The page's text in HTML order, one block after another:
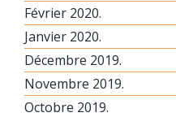
Février 2020.
Janvier 2020.
Décembre 2019.
Novembre 2019.
Octobre 2019.